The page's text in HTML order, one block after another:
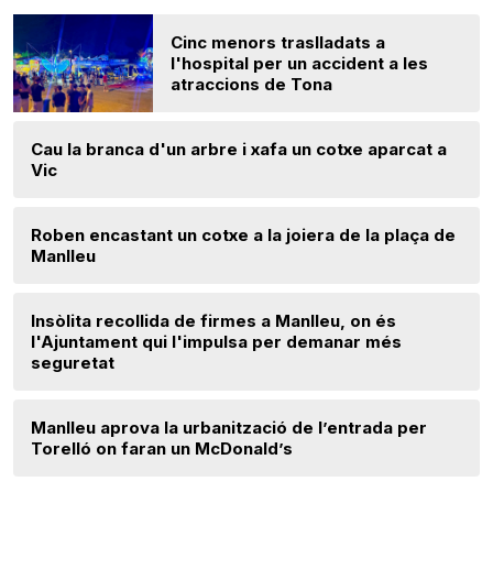
Cinc menors traslladats a
l'hospital per un accident a les
atraccions de Tona
Cau la branca d'un arbre i xafa un cotxe aparcat a
Vic
Roben encastant un cotxe a la joiera de la plaça de
Manlleu
Insòlita recollida de firmes a Manlleu, on és
l'Ajuntament qui l'impulsa per demanar més
seguretat
Manlleu aprova la urbanització de l’entrada per
Torelló on faran un McDonald’s